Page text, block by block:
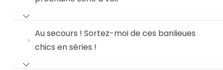
Au secours ! Sortez-moi de ces banlieues
chics en séries !